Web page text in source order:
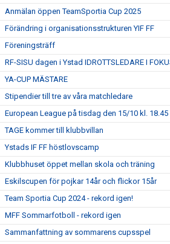
Anmälan öppen TeamSportia Cup 2025
Förändring i organisationsstrukturen YIF FF
Föreningsträff
RF-SISU dagen i Ystad IDROTTSLEDARE I
YA-CUP MÄSTARE
Stipendier till tre av våra matchledare
European League på tisdag den 15/10 kl. 18.45
TAGE kommer till klubbvillan
Ystads IF FF höstlovscamp
Klubbhuset öppet mellan skola och träning
Eskilscupen för pojkar 14år och flickor 15år
Team Sportia Cup 2024 - rekord igen!
MFF Sommarfotboll - rekord igen
Sammanfattning av sommarens cupsspel